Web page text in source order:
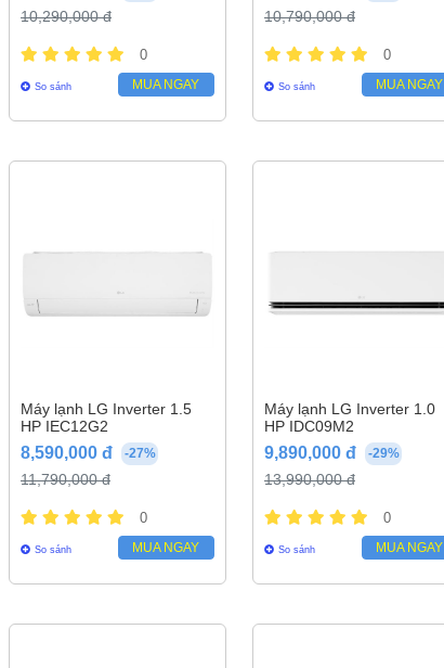
10,290,000 đ
0
So sánh MUA NGAY
10,790,000 đ
0
So sánh MUA NGAY
Máy lạnh LG Inverter 1.5
HP IEC12G2
8,590,000 đ -27%
11,790,000 đ
0
So sánh MUA NGAY
Máy lạnh LG Inverter 1.0
HP IDC09M2
9,890,000 đ -29%
13,990,000 đ
0
So sánh MUA NGAY